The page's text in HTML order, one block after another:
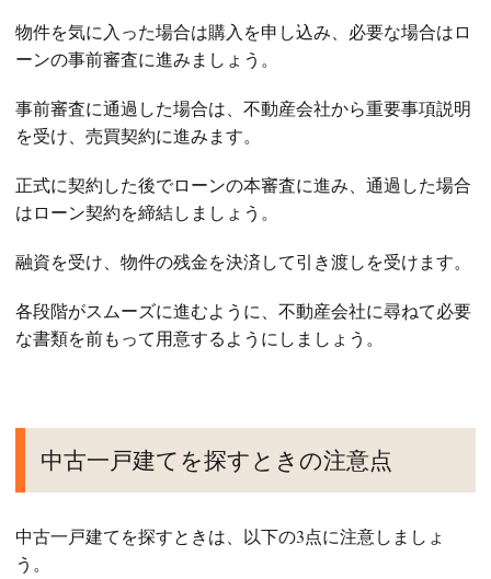
物件を気に入った場合は購入を申し込み、必要な場合はロ
ーンの事前審査に進みましょう。
事前審査に通過した場合は、不動産会社から重要事項説明
を受け、売買契約に進みます。
正式に契約した後でローンの本審査に進み、通過した場合
はローン契約を締結しましょう。
融資を受け、物件の残金を決済して引き渡しを受けます。
各段階がスムーズに進むように、不動産会社に尋ねて必要
な書類を前もって用意するようにしましょう。
中古一戸建てを探すときの注意点
中古一戸建てを探すときは、以下の3点に注意しましょ
う。